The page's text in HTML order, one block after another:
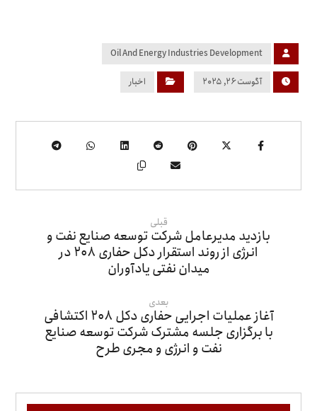
Oil And Energy Industries Development
آگوست ۲۶, ۲۰۲۵ اخبار
قبلی
بازدید مدیرعامل شرکت توسعه صنایع نفت و
انرژی از روند استقرار دکل حفاری ۲۰۸ در
میدان نفتی یادآوران
بعدی
آغاز عملیات اجرایی حفاری دکل ۲۰۸ اکتشافی
با برگزاری جلسه مشترک شرکت توسعه صنایع
نفت و انرژی و مجری طرح